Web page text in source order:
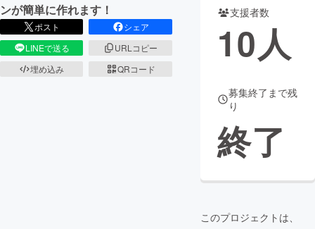
ンが簡単に作れます！
ポスト
シェア
LINEで送る
URLコピー
埋め込み
QRコード
支援者数
10人
募集終了まで残
り
終了
このプロジェクトは、